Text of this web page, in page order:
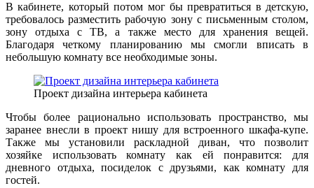
В кабинете, который потом мог бы превратиться в детскую,
требовалось разместить рабочую зону с письменным столом,
зону отдыха с ТВ, а также место для хранения вещей.
Благодаря четкому планированию мы смогли вписать в
небольшую комнату все необходимые зоны.
Проект дизайна интерьера кабинета
Чтобы более рационально использовать пространство, мы
заранее внесли в проект нишу для встроенного шкафа-купе.
Также мы установили раскладной диван, что позволит
хозяйке использовать комнату как ей понравится: для
дневного отдыха, посиделок с друзьями, как комнату для
гостей.